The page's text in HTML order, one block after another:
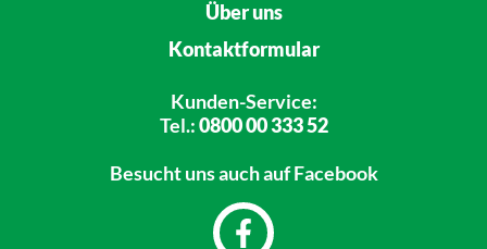
Über uns
Kontaktformular
Kunden-Service:
Tel.:0800 00 333 52
Besucht unsauch auf Facebook